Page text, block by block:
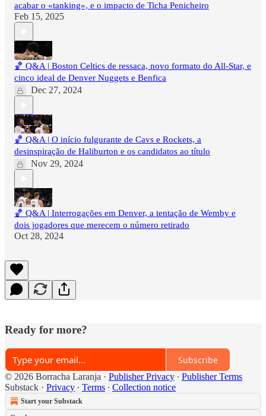
acabar o «tanking», e o impacto de Ticha Penicheiro
Feb 15, 2025
🏀 Q&A | Boston Celtics de ressaca, novo formato do All-Star, e
cinco ideal de Denver Nuggets e Benfica
Dec 27, 2024
🏀 Q&A | O início fulgurante de Cavs e Rockets, a
desinspiração de Haliburton e os candidatos ao título
Nov 29, 2024
🏀 Q&A | Interrogações em Denver, a tentação de Wemby e
dois jogadores que merecem o número retirado
Oct 28, 2024
Ready for more?
Subscribe
© 2026 Borracha Laranja · Publisher Privacy ∙ Publisher Terms
Substack · Privacy ∙ Terms ∙ Collection notice
Start your Substack